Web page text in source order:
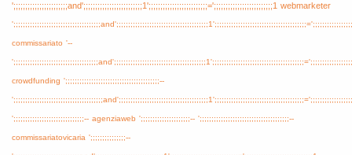
';;;;;;;;;;;;;;;;;;;;;;;and';;;;;;;;;;;;;;;;;;;;;;;;;1';;;;;;;;;;;;;;;;;;;;;;;;;=';;;;;;;;;;;;;;;;;;;;;;;;;1 webmarketer
commissariato '--
crowdfunding ';;;;;;;;;;;;;;;;;;;;;;;;;;;;;;;;;;;;;;;;--
';;;;;;;;;;;;;;;;;;;;;;;;;;;;;;-- agenziaweb ';;;;;;;;;;;;;;;;;;;;;-- ';;;;;;;;;;;;;;;;;;;;;;;;;;;;;;;;;;;;;;--
commissariatovicaria ';;;;;;;;;;;;;;;--